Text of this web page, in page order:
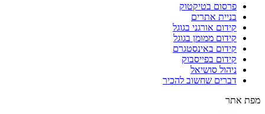
פרסום בטיקטוק
בניית אתרים
קידום אורגני בגוגל
קידום ממומן בגוגל
קידום באינסטגרם
קידום בפייסבוק
ניהול סושיאל
דברים שחשוב להכיר
מפת אתר